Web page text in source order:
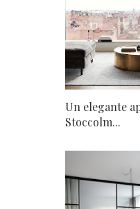
Un elegante
Stoccolm...